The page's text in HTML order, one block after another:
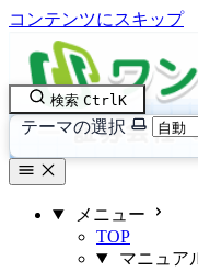
コンテンツにスキップ
検索 CtrlK
テーマの選択
メニュー
TOP
マニュア